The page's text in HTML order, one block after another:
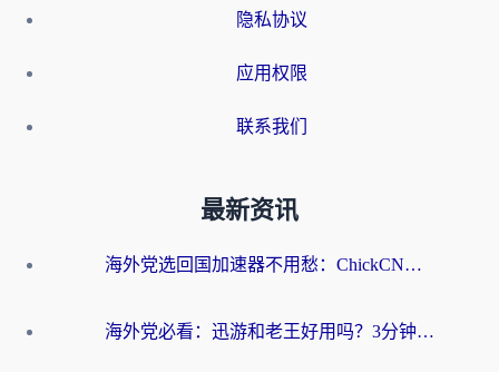
隐私协议
应用权限
联系我们
最新资讯
海外党选回国加速器不用愁：ChickCN和洞见哪个好？一篇搞定所有疑问
海外党必看：迅游和老王好用吗？3分钟选对加速国内网络的加速器